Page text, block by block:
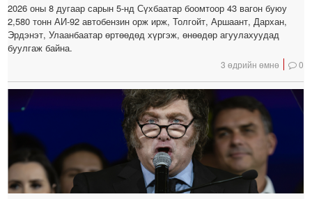
2026 оны 8 дугаар сарын 5-нд Сүхбаатар боомтоор 43 вагон буюу
2,580 тонн АИ-92 автобензин орж ирж, Толгойт, Аршаант, Дархан,
Эрдэнэт, Улаанбаатар өртөөдөд хүргэж, өнөөдөр агуулахуудад
буулгаж байна.
3 өдрийн өмнө 0